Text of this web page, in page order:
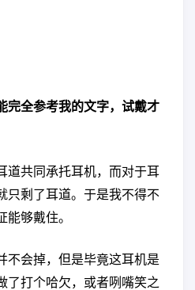
完全参考我的文字，试戴才
道共同承托耳机，而对于耳
只剩了耳道。于是我不得不
够戴住。
不会掉，但是毕竟这耳机是
了打个哈欠，或者咧嘴笑之